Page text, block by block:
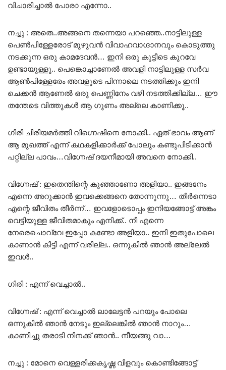
വിചാരിച്ചാൽ പോരാ എന്നോ..
നച്ചു : അതെ..അങ്ങനെ തന്നെയാ പറഞ്ഞെ..നാട്ടിലുള്ള
പെൺപിള്ളേരോട് മുഴുവൻ വിവാഹവാഗ്ദാനവും കൊടുത്തു
നടക്കുന്ന ഒരു കാമദേവൻ… ഇനി ഒരു കുട്ടീടെ കുറവേ
ഉണ്ടായുള്ളൂ.. പെങ്കൊച്ചാണേൽ അവളി നാട്ടിലുള്ള സർവ
ആൺപിള്ളേരേം അവളുടെ പിന്നാലെ നടത്തിക്കും ഇനി
ചെക്കൻ ആണേൽ ഒരു പെണ്ണിനേം വഴി നടത്തിക്കില്ല… ഈ
തന്തേടെ വിത്തുകൾ ആ ഗുണം അല്ലെ കാണിക്കൂ..
ഗിരി ചിരിയമർത്തി വിഗ്നെഷിനെ നോക്കി.. ഏത് ഭാവം ആണ്
ആ മുഖത്ത് എന്ന് കഥകളിക്കാർക്ക് പോലും കണ്ടുപിടിക്കാൻ
പറ്റില്ല പാവം…വിഗ്നേഷ് ദയനീമായി അവനെ നോക്കി..
വിഗ്നേഷ് : ഇതെന്തിന്റെ കുഞ്ഞാണോ അളിയാ.. ഇങ്ങനേം
എന്നെ അറുക്കാൻ ഇവക്കെങ്ങനെ തോന്നുന്നു… തീർന്നെടാ
എന്റെ ജീവിതം തീർന്ന്… ഇവളോടൊപ്പം ഇനിയങ്ങോട്ട് അങ്കം
വെട്ടിയുള്ള ജീവിതമാകും എനിക്ക്.. നീ എന്നെ
നേരെചൊവ്വേ ഇപ്പോ കണ്ടോ അളിയാ.. ഇനി ഇതുപോലെ
കാണാൻ കിട്ടി എന്ന് വരില്ല.. ഒന്നുകിൽ ഞാൻ അല്ലേൽ
ഇവൾ..
ഗിരി : എന്ന് വെച്ചാൽ..
വിഗ്നേഷ് : എന്ന് വെച്ചാൽ ലാലേട്ടൻ പറയും പോലെ
ഒന്നുകിൽ ഞാൻ നേടും ഇല്ലെങ്കിൽ ഞാൻ നാറും…
കാണിച്ചു തരാടി നിനക്ക് ഞാൻ.. നീയങ്ങു വാ…
നച്ചു : മോനെ വെള്ളരിക്കകൃഷ്ണ വിളവും കൊണ്ടിങ്ങോട്ട്